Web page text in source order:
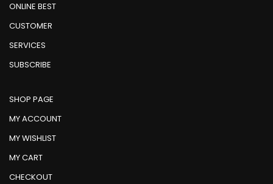
ONLINE BEST
CUSTOMER
SERVICES
SUBSCRIBE
SHOP PAGE
MY ACCOUNT
MY WISHLIST
MY CART
CHECKOUT